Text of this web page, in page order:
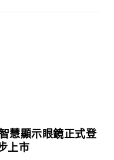
慧顯示眼鏡正式登
上市